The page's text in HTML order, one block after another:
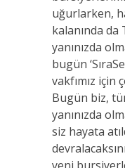
uğurlarken,
kalanında
yanınızda
bugün
vakfımız için
Bugün biz,
yanınızda
siz hayata
yeni